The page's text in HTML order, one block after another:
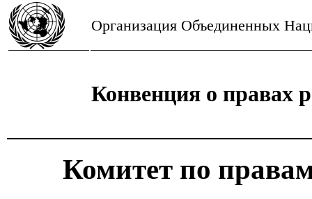
Организация Объединенных
Конвенция о правах
Комитет по